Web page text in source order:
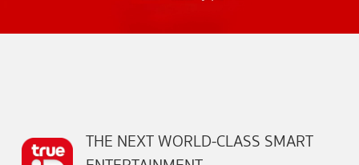
THE NEXT WORLD-CLASS SMART